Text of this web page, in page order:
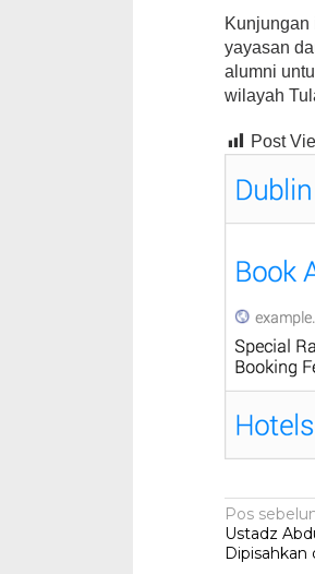
Kunjungan
yayasan
alumni
wilayah
Post
pos
Pos
Ustadz
Dipisahkan